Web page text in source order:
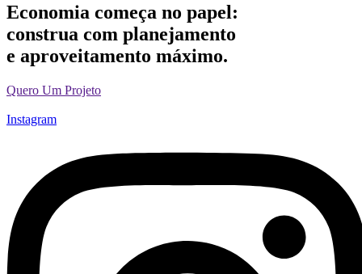
Economia começa no papel:
construa com planejamento
e aproveitamento máximo.
Quero Um Projeto
Instagram